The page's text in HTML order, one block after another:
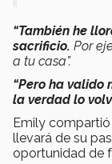
“También he
sacrificio. Por
a tu casa”.
“Pero ha valido
la verdad lo
Emily
llevará de su
oportunidad de